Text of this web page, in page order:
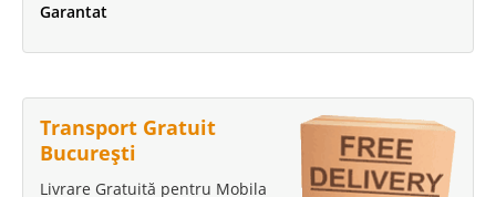
Garantat
Transport Gratuit
București
Livrare Gratuită pentru Mobila